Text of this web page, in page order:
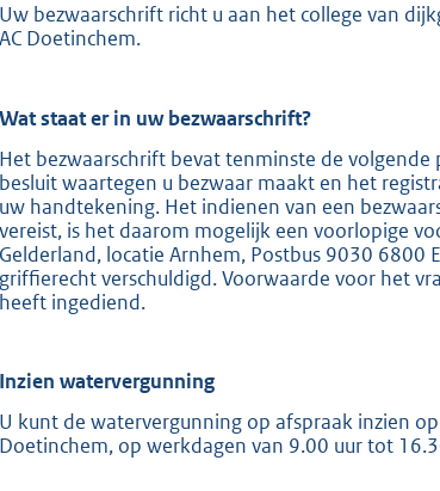
Uw bezwaarschrift richt u aan het college van
AC Doetinchem.
Wat staat er in uw bezwaarschrift?
Het bezwaarschrift bevat tenminste de
besluit waartegen u bezwaar maakt en het
uw handtekening. Het indienen van een
vereist, is het daarom mogelijk een voorlopige
Gelderland, locatie Arnhem, Postbus 9030
griffierecht verschuldigd. Voorwaarde voor het
heeft ingediend.
Inzien watervergunning
U kunt de watervergunning op afspraak inzien
Doetinchem, op werkdagen van 9.00 uur tot